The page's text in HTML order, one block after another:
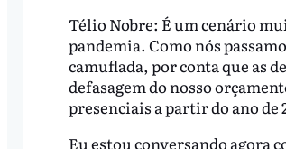
Télio Nobre: É um cenário
pandemia. Como nós
camuflada, por conta que as
defasagem do nosso
presenciais a partir do ano
Eu estou conversando agora